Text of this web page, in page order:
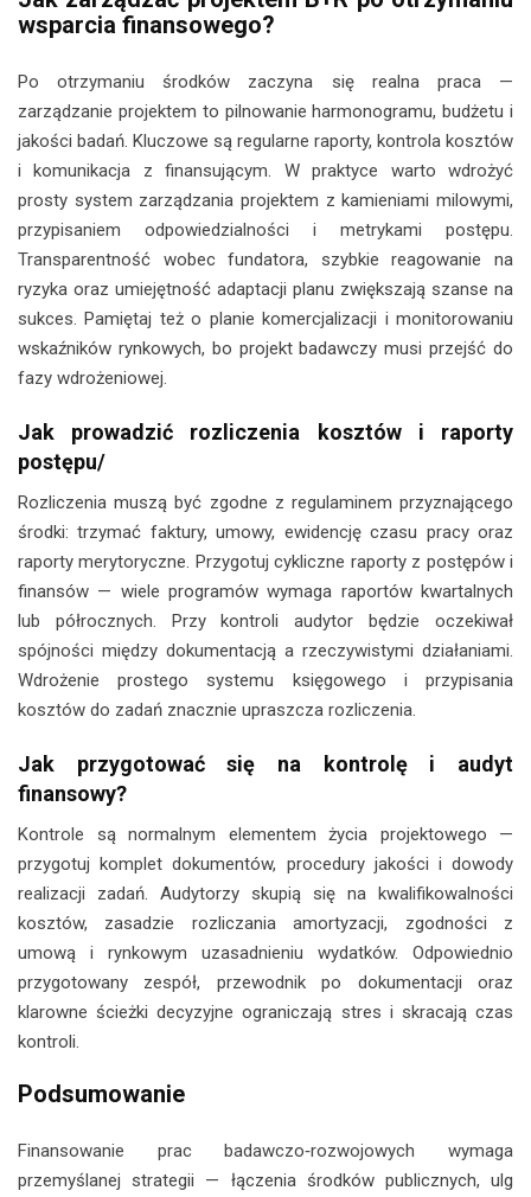
wsparcia finansowego?
Po otrzymaniu środków zaczyna się realna praca —
zarządzanie projektem to pilnowanie harmonogramu, budżetu i
jakości badań. Kluczowe są regularne raporty, kontrola kosztów
i komunikacja z finansującym. W praktyce warto wdrożyć
prosty system zarządzania projektem z kamieniami milowymi,
przypisaniem odpowiedzialności i metrykami postępu.
Transparentność wobec fundatora, szybkie reagowanie na
ryzyka oraz umiejętność adaptacji planu zwiększają szanse na
sukces. Pamiętaj też o planie komercjalizacji i monitorowaniu
wskaźników rynkowych, bo projekt badawczy musi przejść do
fazy wdrożeniowej.
Jak prowadzić rozliczenia kosztów i raporty
postępu/
Rozliczenia muszą być zgodne z regulaminem przyznającego
środki: trzymać faktury, umowy, ewidencję czasu pracy oraz
raporty merytoryczne. Przygotuj cykliczne raporty z postępów i
finansów — wiele programów wymaga raportów kwartalnych
lub półrocznych. Przy kontroli audytor będzie oczekiwał
spójności między dokumentacją a rzeczywistymi działaniami.
Wdrożenie prostego systemu księgowego i przypisania
kosztów do zadań znacznie upraszcza rozliczenia.
Jak przygotować się na kontrolę i audyt
finansowy?
Kontrole są normalnym elementem życia projektowego —
przygotuj komplet dokumentów, procedury jakości i dowody
realizacji zadań. Audytorzy skupią się na kwalifikowalności
kosztów, zasadzie rozliczania amortyzacji, zgodności z
umową i rynkowym uzasadnieniu wydatków. Odpowiednio
przygotowany zespół, przewodnik po dokumentacji oraz
klarowne ścieżki decyzyjne ograniczają stres i skracają czas
kontroli.
Podsumowanie
Finansowanie prac badawczo‑rozwojowych wymaga
przemyślanej strategii — łączenia środków publicznych, ulg